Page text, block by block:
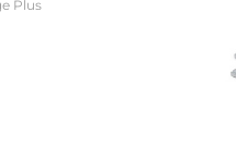
Plus